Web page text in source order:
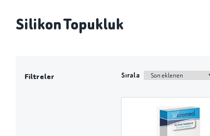
Silikon Topukluk
Filtreler Sırala